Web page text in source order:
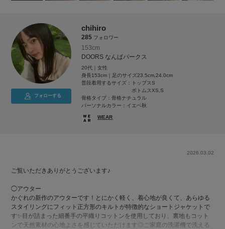
フォローする
chihiro
285 フォロワー
153cm
DOORS なんばパークス
20代｜女性
身長153cm｜足のサイズ23.5cm,24.0cm
普段着用するサイズ：
トップスS
ボトムスXS,S
骨格タイプ：骨格ナチュラル
パーソナルカラー：イエベ秋
WEAR
2026.03.02
ご覧いただきありがとうございます♪
◯アウター
かぐれの新作のアウターです！とにかく軽く、着心地が良くて、あらゆる
スタイリングにフィット正方形のキルトが特徴的なショートジャケットで
す✨目が詰まった細番手の平織りコットンを使用しており、裏地もコット
ンで天然素材の心地よさを感じていただけます◎ご家庭の洗濯機で洗える